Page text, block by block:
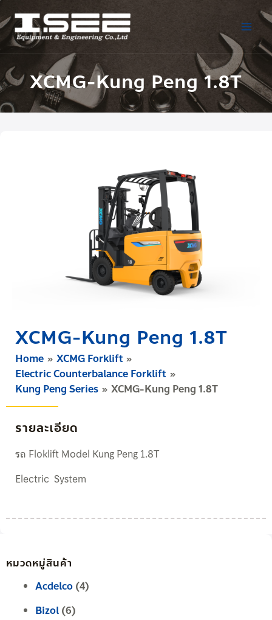
XCMG-Kung Peng 1.8T
XCMG-Kung Peng 1.8T
Home
XCMG Forklift
Electric Counterbalance Forklift
Kung Peng Series
XCMG-Kung Peng 1.8T
รายละเอียด
รถ Floklift Model Kung Peng 1.8T
Electric System
หมวดหมู่สินค้า
Acdelco (4)
Bizol (6)